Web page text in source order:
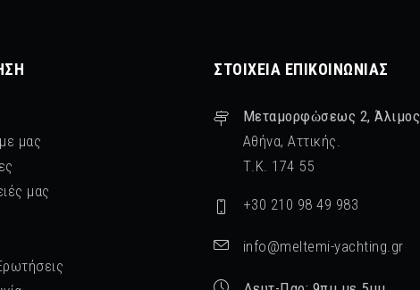
μας
μας
ΣΤΟΙΧΕΊΑ ΕΠΙΚΟΙΝΩΝΊΑΣ
Μεταμορφὠσεως 2, Άλιμος
Αθήνα, Αττικής.
Τ.Κ. 174 55
+30 210 98 49 983
info@meltemi-yachting.gr